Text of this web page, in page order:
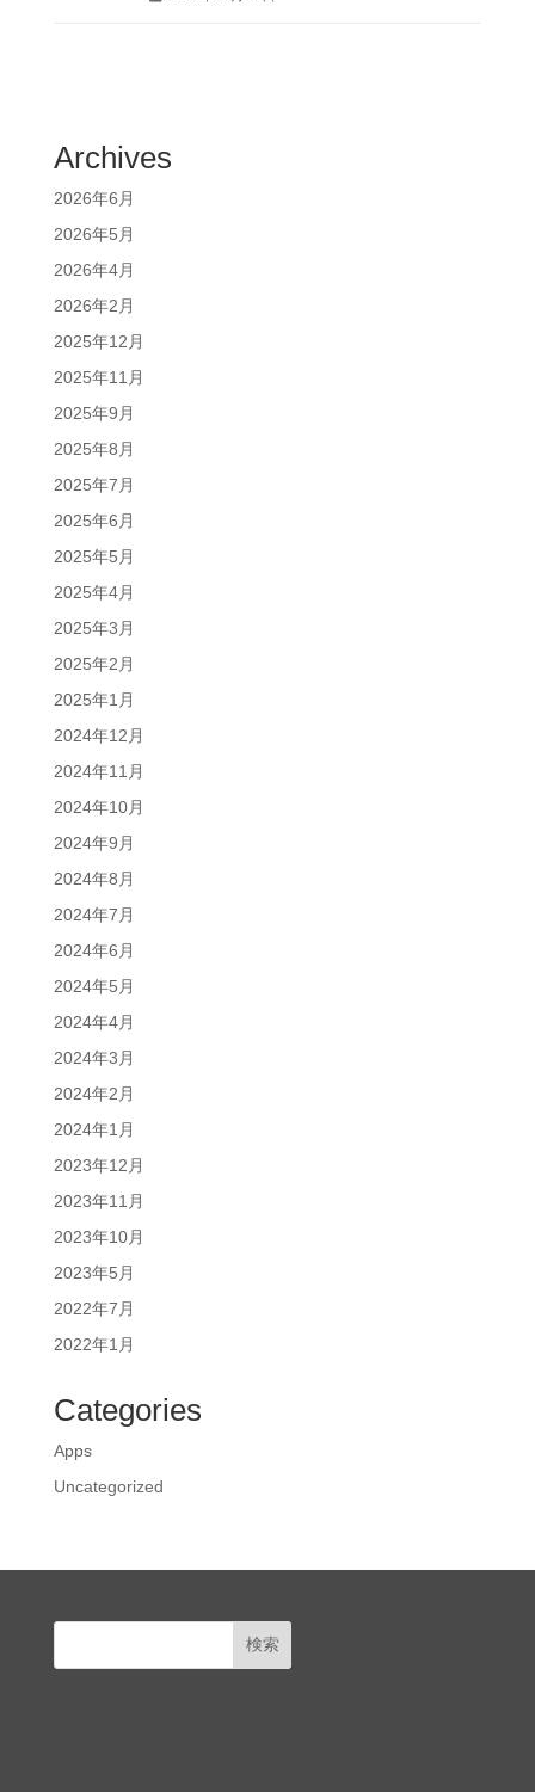
Archives
2026年6月
2026年5月
2026年4月
2026年2月
2025年12月
2025年11月
2025年9月
2025年8月
2025年7月
2025年6月
2025年5月
2025年4月
2025年3月
2025年2月
2025年1月
2024年12月
2024年11月
2024年10月
2024年9月
2024年8月
2024年7月
2024年6月
2024年5月
2024年4月
2024年3月
2024年2月
2024年1月
2023年12月
2023年11月
2023年10月
2023年5月
2022年7月
2022年1月
Categories
Apps
Uncategorized